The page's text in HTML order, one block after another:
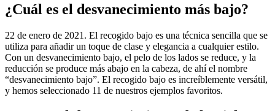
¿Cuál es el desvanecimiento más bajo?
22 de enero de 2021. El recogido bajo es una técnica sencilla que se
utiliza para añadir un toque de clase y elegancia a cualquier estilo.
Con un desvanecimiento bajo, el pelo de los lados se reduce, y la
reducción se produce más abajo en la cabeza, de ahí el nombre
“desvanecimiento bajo”. El recogido bajo es increíblemente versátil,
y hemos seleccionado 11 de nuestros ejemplos favoritos.